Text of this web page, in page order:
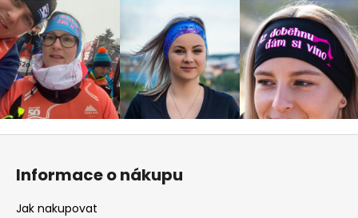
Informace o nákupu
Jak nakupovat